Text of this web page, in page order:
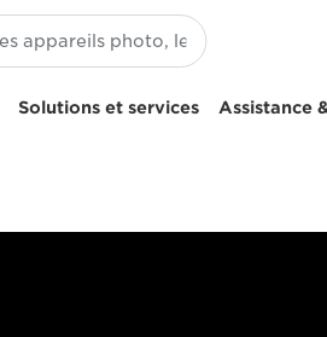
Solutions et services Assistance